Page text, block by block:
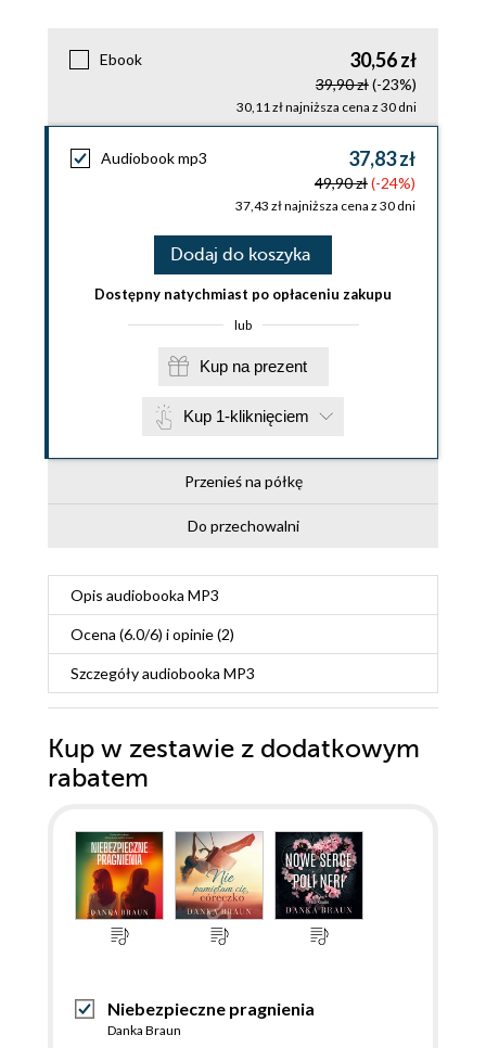
Ebook 30,56 zł
39,90 zł(-23%)
30,11 zł najniższa cena z 30 dni
Audiobook mp3 37,83 zł
49,90 zł(-24%)
37,43 zł najniższa cena z 30 dni
Dodaj do koszyka
Dostępny natychmiast po opłaceniu zakupu
lub
Kup na prezent
Kup 1-kliknięciem
Przenieś na półkę
Do przechowalni
Opis audiobooka MP3
Ocena (6.0/6) i opinie (2)
Szczegółyaudiobooka MP3
Kup w zestawie z dodatkowym
rabatem
Niebezpieczne pragnienia
Danka Braun